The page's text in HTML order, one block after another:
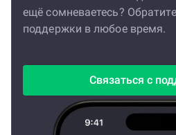
ещё сомневаетесь?
поддержки в любое время.
Связаться с